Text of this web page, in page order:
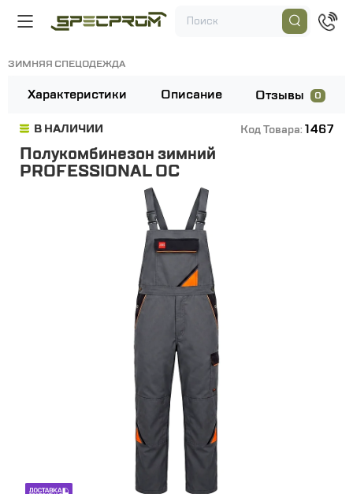
ЗИМНЯЯ СПЕЦОДЕЖДА
Характеристики Описание Отзывы 0
В НАЛИЧИИ Код Товара:1467
Полукомбинезон зимний
PROFESSIONAL OC